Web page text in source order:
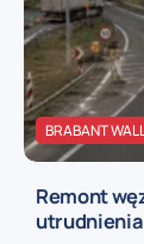
BRABANT
Remont
utrudnienia